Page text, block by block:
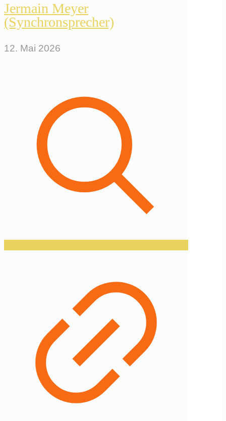
Jermain Meyer
(Synchronsprecher)
12. Mai 2026